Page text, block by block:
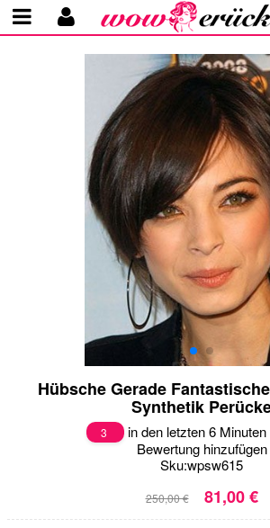
Hübsche Gerade
Synthetik
3
in den letzten 6
Bewertung hinzufügen
Sku:wpsw615
250,00 € 81,00 €